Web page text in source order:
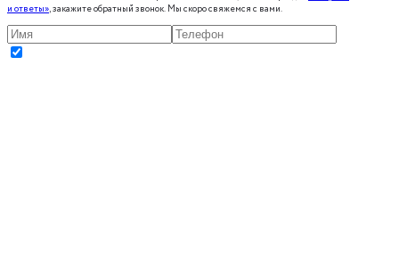
и ответы», закажите обратный звонок. Мы скоро свяжемся с вами.